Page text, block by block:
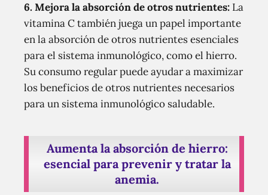
6. Mejora la absorción de otros nutrientes: La
vitamina C también juega un papel importante
en la absorción de otros nutrientes esenciales
para el sistema inmunológico, como el hierro.
Su consumo regular puede ayudar a maximizar
los beneficios de otros nutrientes necesarios
para un sistema inmunológico saludable.
Aumenta la absorción de hierro:
esencial para prevenir y tratar la
anemia.